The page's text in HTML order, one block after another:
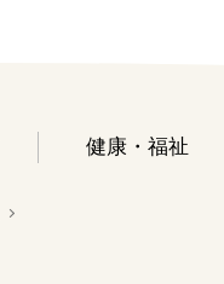
健康・福祉